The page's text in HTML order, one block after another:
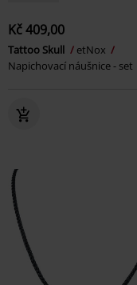
Kč 409,00
Tattoo Skull
etNox
Napichovací náušnice - set